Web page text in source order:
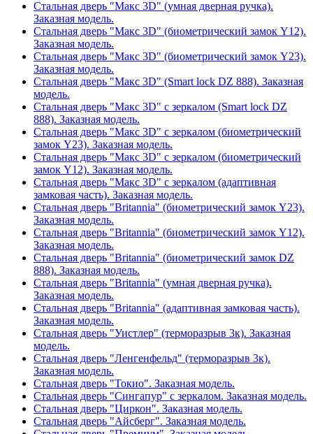
Стальная дверь "Макс 3D" (умная дверная ручка).
Заказная модель.
Стальная дверь "Макс 3D" (биометрический замок Y12).
Заказная модель.
Стальная дверь "Макс 3D" (биометрический замок Y23).
Заказная модель.
Стальная дверь "Макс 3D" (Smart lock DZ 888). Заказная
модель.
Стальная дверь "Макс 3D" с зеркалом (Smart lock DZ
888). Заказная модель.
Стальная дверь "Макс 3D" с зеркалом (биометрический
замок Y23). Заказная модель.
Стальная дверь "Макс 3D" с зеркалом (биометрический
замок Y12). Заказная модель.
Стальная дверь "Макс 3D" с зеркалом (адаптивная
замковая часть). Заказная модель.
Стальная дверь "Britannia" (биометрический замок Y23).
Заказная модель.
Стальная дверь "Britannia" (биометрический замок Y12).
Заказная модель.
Стальная дверь "Britannia" (биометрический замок DZ
888). Заказная модель.
Стальная дверь "Britannia" (умная дверная ручка).
Заказная модель.
Стальная дверь "Britannia" (адаптивная замковая часть).
Заказная модель.
Стальная дверь "Уистлер" (терморазрыв 3к). Заказная
модель.
Стальная дверь "Ленгенфельд" (терморазрыв 3к).
Заказная модель.
Стальная дверь "Токио". Заказная модель.
Стальная дверь "Сингапур" с зеркалом. Заказная модель.
Стальная дверь "Циркон". Заказная модель.
Стальная дверь "Айсберг". Заказная модель.